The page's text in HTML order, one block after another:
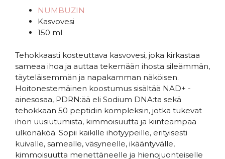
NUMBUZIN
Kasvovesi
150 ml
Tehokkaasti kosteuttava kasvovesi, joka kirkastaa
sameaa ihoa ja auttaa tekemään ihosta sileämmän,
täyteläisemmän ja napakamman näköisen.
Hoitonestemäinen koostumus sisältää NAD+ -
ainesosaa, PDRN:ää eli Sodium DNA:ta sekä
tehokkaan 50 peptidin kompleksin, jotka tukevat
ihon uusiutumista, kimmoisuutta ja kiinteämpää
ulkonäköä. Sopii kaikille ihotyypeille, erityisesti
kuivalle, samealle, väsyneelle, ikääntyvälle,
kimmoisuutta menettäneelle ja hienojuonteiselle